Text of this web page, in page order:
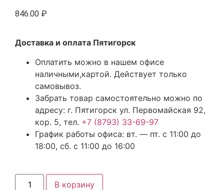
846.00 ₽
Доставка и оплата Пятигорск
Оплатить можно в нашем офисе
наличными,картой. Действует только
самовывоз.
Забрать товар самостоятельно можно по
адресу: г. Пятигорск ул. Первомайская 92,
кор. 5, тел. +7 (8793) 33-69-97
График работы офиса: вт. — пт. с 11:00 до
18:00, сб. с 11:00 до 16:00
В корзину